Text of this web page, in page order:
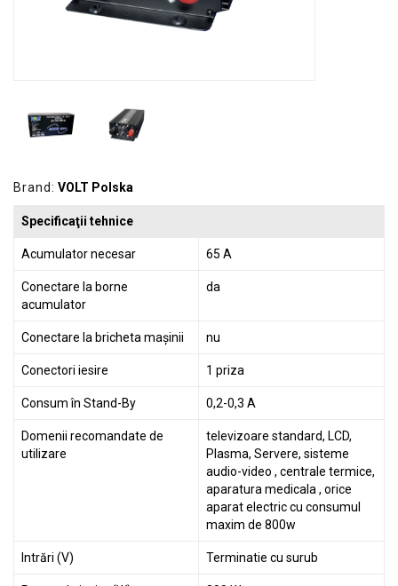
KITURI
FOTOVOLTAICE
Brand: VOLT Polska
Specificaţii tehnice
Acumulator necesar 65 A
Conectare la borne
acumulator
da
Conectare la bricheta mașinii nu
Conectori iesire 1 priza
Consum în Stand-By 0,2-0,3 A
Domenii recomandate de
utilizare
televizoare standard, LCD,
Plasma, Servere, sisteme
audio-video , centrale termice,
aparatura medicala , orice
aparat electric cu consumul
maxim de 800w
Intrări (V) Terminatie cu surub